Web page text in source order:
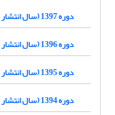
دوره 1397 (سال انتشار 1397)
دوره 1396 (سال انتشار 1397)
دوره 1395 (سال انتشار 1396)
دوره 1394 (سال انتشار 1395)